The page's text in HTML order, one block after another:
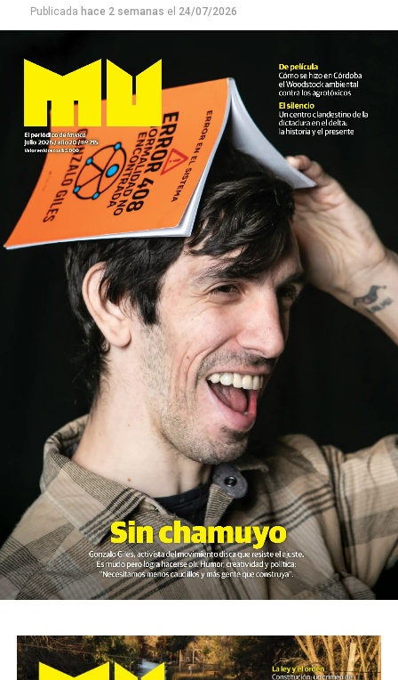
Publicada hace 2 semanas el 24/07/2026